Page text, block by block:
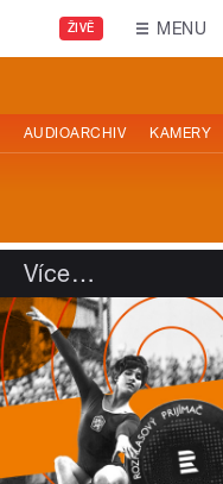
ŽIVĚ MENU
AUDIOARCHIV KAMERY
Více…